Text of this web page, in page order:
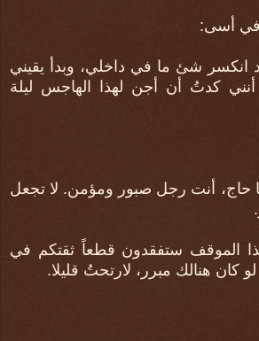
في أسى:
انكسر شئ ما في داخلي، وبدأ يقيني
أنني كدتُ أن أجن لهذا الهاجس ليلة
حاج، أنت رجل صبور ومؤمن. لا تجعل
الموقف ستفقدون قطعاً ثقتكم في
هنالك مبرر، لارتحتُ قليلا.